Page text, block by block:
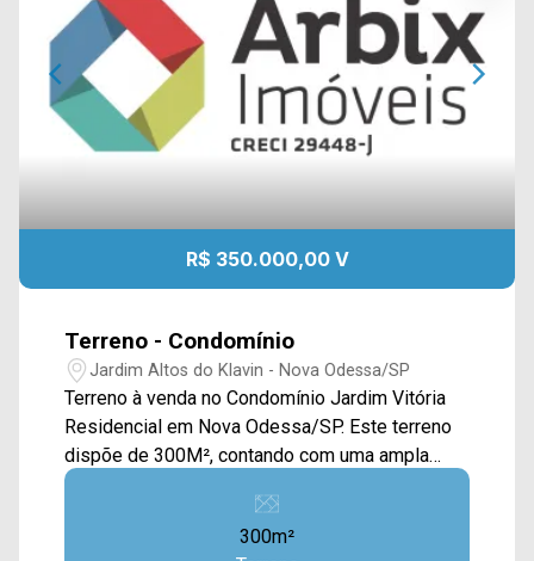
R$ 350.000,00 V
Terreno - Condomínio
Jardim Altos do Klavin - Nova Odessa/SP
Terreno à venda no Condomínio Jardim Vitória
Residencial em Nova Odessa/SP. Este terreno
dispõe de 300M², contando com uma ampla
área plana e gramada, estando ao meio de
outras construções ao redor. Localizado no
bairro Jardim Altos do Klavin, este condomínio
300m²